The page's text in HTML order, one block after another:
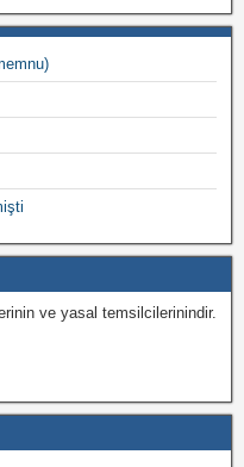
ve yasal temsilcilerinindir.